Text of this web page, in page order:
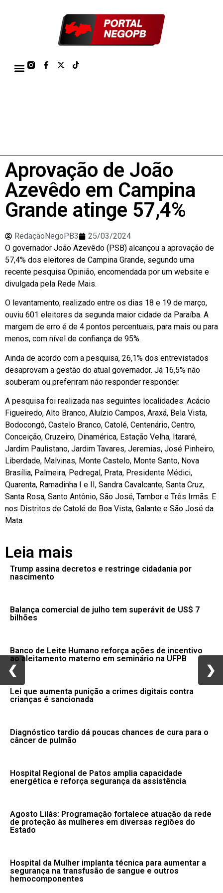
Aprovação de João
Azevêdo em Campina
Grande atinge 57,4%
RedaçãoNegoPB3
25/03/2024
O governador João Azevêdo (PSB) alcançou a aprovação de
57,4% dos eleitores de Campina Grande, segundo uma
recente pesquisa Opinião, encomendada por um website e
divulgada pela Rede Mais.
O levantamento, realizado entre os dias 18 e 19 de março,
ouviu 601 eleitores da segunda maior cidade da Paraíba. A
margem de erro é de 4 pontos percentuais, para mais ou para
menos, com nível de confiança de 95%.
Ainda de acordo com a pesquisa, 26,1% dos entrevistados
desaprovam a gestão do atual governador. Já 16,5% não
souberam ou preferiram não responder responder.
A pesquisa foi realizada nas seguintes localidades: Acácio
Figueiredo, Alto Branco, Aluízio Campos, Araxá, Bela Vista,
Bodocongó, Castelo Branco, Catolé, Centenário, Centro,
Conceição, Cruzeiro, Dinamérica, Estação Velha, Itararé,
Jardim Paulistano, Jardim Tavares, Jeremias, José Pinheiro,
Liberdade, Malvinas, Monte Castelo, Monte Santo, Nova
Brasília, Palmeira, Pedregal, Prata, Presidente Médici,
Quarenta, Ramadinha I e II, Sandra Cavalcante, Santa Cruz,
Santa Rosa, Santo Antônio, São José, Tambor e Três Irmãs. E
nos Distritos de Catolé de Boa Vista, Galante e São José da
Mata.
Leia mais
Trump assina decretos e restringe cidadania por
nascimento
Balança comercial de julho tem superávit de US$ 7
bilhões
Banco de Leite Humano reforça ações de incentivo
ao aleitamento materno em seminário na UFPB
Lei que aumenta punição a crimes digitais contra
crianças é sancionada
Diagnóstico tardio dá poucas chances de cura para o
câncer de pulmão
Hospital Regional de Patos amplia capacidade
energética e reforça segurança da assistência
Agosto Lilás: Programação fortalece atuação da rede
de proteção às mulheres em diversas regiões do
Estado
Hospital da Mulher implanta técnica para aumentar a
segurança na transfusão de sangue e outros
hemocomponentes
❮ ❯
❮ ❯